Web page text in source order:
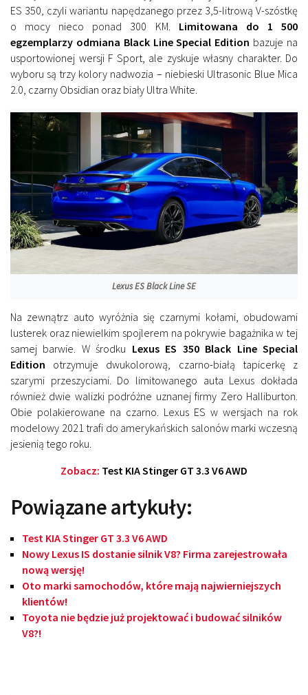
ES 350, czyli wariantu napędzanego przez 3,5-litrową V-szóstkę
o mocy nieco ponad 300 KM. Limitowana do 1 500
egzemplarzy odmiana Black Line Special Edition bazuje na
usportowionej wersji F Sport, ale zyskuje własny charakter. Do
wyboru są trzy kolory nadwozia – niebieski Ultrasonic Blue Mica
2.0, czarny Obsidian oraz biały Ultra White.
Lexus ES Black Line SE
Na zewnątrz auto wyróżnia się czarnymi kołami, obudowami
lusterek oraz niewielkim spojlerem na pokrywie bagażnika w tej
samej barwie. W środku Lexus ES 350 Black Line Special
Edition otrzymuje dwukolorową, czarno-białą tapicerkę z
szarymi przeszyciami. Do limitowanego auta Lexus dokłada
również dwie walizki podróżne uznanej firmy Zero Halliburton.
Obie polakierowane na czarno. Lexus ES w wersjach na rok
modelowy 2021 trafi do amerykańskich salonów marki wczesną
jesienią tego roku.
Zobacz: Test KIA Stinger GT 3.3 V6 AWD
Powiązane artykuły:
Test KIA Stinger GT 3.3 V6 AWD
Nowy Lexus IS dostanie silnik V8? Firma zarejestrowała
nową wersję!
Oto marki samochodów, które mają najwierniejszych
klientów!
Toyota nie będzie już projektować i budować silników
V8?!